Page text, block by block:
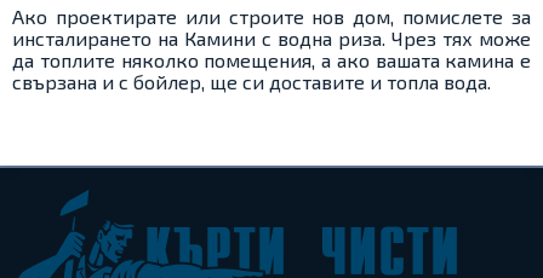
Ако проектирате или строите нов дом, помислете за
инсталирането на Камини с водна риза. Чрез тях може
да топлите няколко помещения, а ако вашата камина е
свързана и с бойлер, ще си доставите и топла вода.